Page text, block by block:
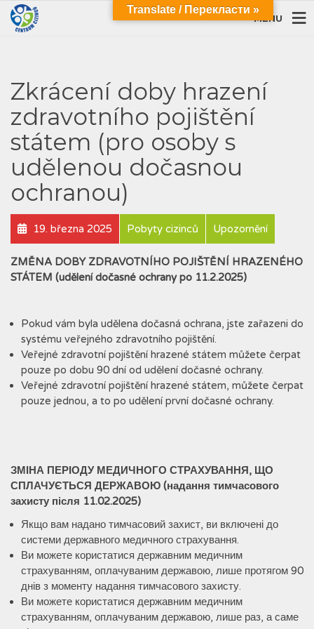
MENU
Zkrácení doby hrazení
zdravotního pojištění
státem (pro osoby s
udělenou dočasnou
ochranou)
19. března 2025 Pobyty cizinců Upozornění
ZMĚNA DOBY ZDRAVOTNÍHO POJIŠTĚNÍ HRAZENÉHO
STÁTEM (udělení dočasné ochrany po 11.2.2025)
Pokud vám byla udělena dočasná ochrana, jste zařazeni do
systému veřejného zdravotního pojištění.
Veřejné zdravotní pojištění hrazené státem můžete čerpat
pouze po dobu 90 dní od udělení dočasné ochrany.
Veřejné zdravotní pojištění hrazené státem, můžete čerpat
pouze jednou, a to po udělení první dočasné ochrany.
ЗМІНА ПЕРІОДУ МЕДИЧНОГО СТРАХУВАННЯ, ЩО
СПЛАЧУЄТЬСЯ ДЕРЖАВОЮ (надання тимчасового
захисту після 11.02.2025)
Якщо вам надано тимчасовий захист, ви включені до
системи державного медичного страхування.
Ви можете користатися державним медичним
страхуванням, оплачуваним державою, лише протягом 90
днів з моменту надання тимчасового захисту.
Ви можете користатися державним медичним
страхуванням, оплачуваним державою, лише раз, а саме
Translate / Перекласти »